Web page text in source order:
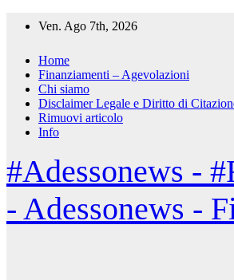
Ven. Ago 7th, 2026
Home
Finanziamenti – Agevolazioni
Chi siamo
Disclaimer Legale e Diritto di
Rimuovi articolo
Info
#Adessonews -
- Adessonews -